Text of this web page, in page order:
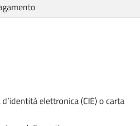
elettronica (CIE) o carta